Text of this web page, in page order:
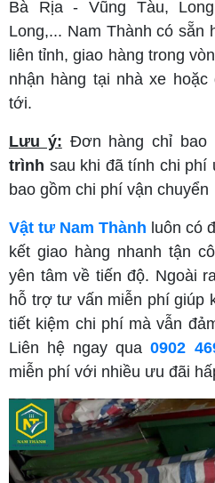
Bà Rịa - Vũng Tàu,
Long,... Nam Thành có sẵn
liên tỉnh, giao hàng trong
nhận hàng tại nhà xe
tới.
Lưu ý: Đơn hàng chỉ bao
trình sau khi đã tính chi phí
bao gồm chi phí vận chuyển
Vật tư Nam Thành luôn có
kết giao hàng nhanh tận
yên tâm về tiến độ. Ngoài
hỗ trợ tư vấn miễn phí giúp
tiết kiệm chi phí mà vẫn
Liên hệ ngay qua0902
miễn phí với nhiều ưu đãi